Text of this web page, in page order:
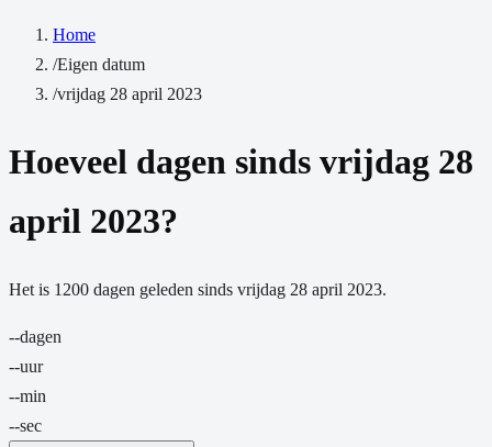
Home
/Eigen datum
/vrijdag 28 april 2023
Hoeveel dagen sinds vrijdag 28
april 2023?
Het is 1200 dagen geleden sinds vrijdag 28 april 2023.
--dagen
--uur
--min
--sec